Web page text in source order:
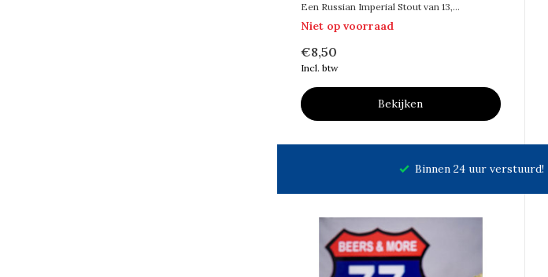
Een Russian Imperial Stout van 13,...
Niet op voorraad
€8,50
Incl. btw
Bekijken
Binnen 24 uur verstuurd!